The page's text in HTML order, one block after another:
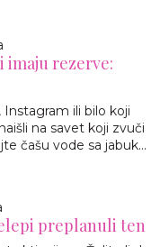
imaju rezerve:
ili bilo koji
na savet koji zvuči
čašu vode sa jabuk...
preplanuli ten